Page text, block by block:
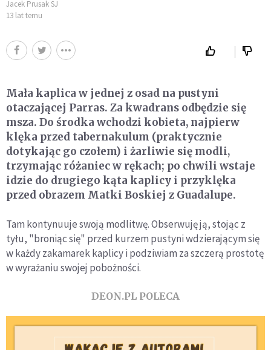
Jacek Prusak SJ
13 lat temu
Mała kaplica w jednej z osad na pustyni
otaczającej Parras. Za kwadrans odbędzie się
msza. Do środka wchodzi kobieta, najpierw
klęka przed tabernakulum (praktycznie
dotykając go czołem) i żarliwie się modli,
trzymając różaniec w rękach; po chwili wstaje
idzie do drugiego kąta kaplicy i przyklęka
przed obrazem Matki Boskiej z Guadalupe.
Tam kontynuuje swoją modlitwę. Obserwuję ją, stojąc z
tyłu, "broniąc się" przed kurzem pustyni wdzierającym się
w każdy zakamarek kaplicy i podziwiam za szczerą prostotę
w wyrażaniu swojej pobożności.
DEON.PL POLECA